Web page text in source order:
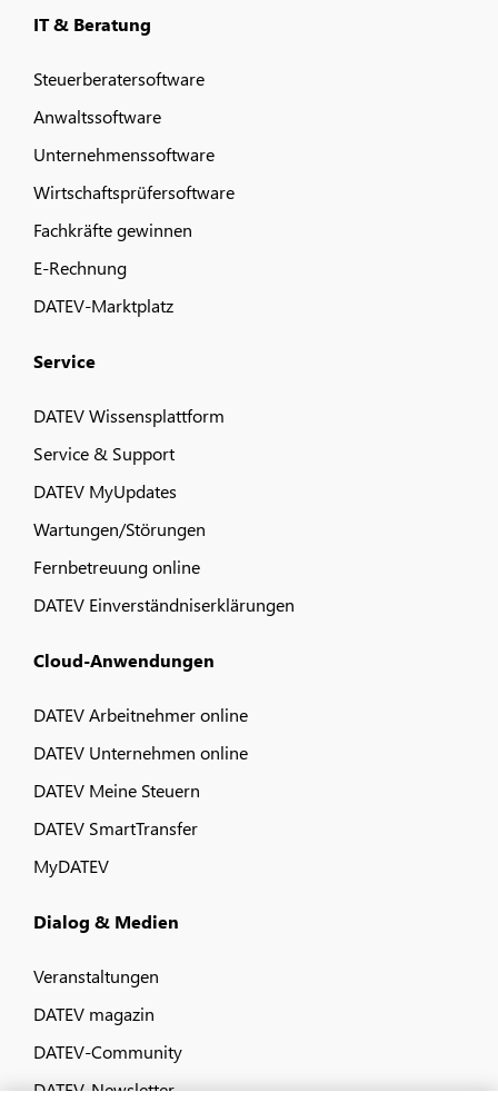
IT & Beratung
Steuerberatersoftware
Anwaltssoftware
Unternehmenssoftware
Wirtschaftsprüfersoftware
Fachkräfte gewinnen
E-Rechnung
DATEV-Marktplatz
Service
DATEV Wissensplattform
Service & Support
DATEV MyUpdates
Wartungen/Störungen
Fernbetreuung online
DATEV Einverständniserklärungen
Cloud-Anwendungen
DATEV Arbeitnehmer online
DATEV Unternehmen online
DATEV Meine Steuern
DATEV SmartTransfer
MyDATEV
Dialog & Medien
Veranstaltungen
DATEV magazin
DATEV-Community
DATEV-Newsletter